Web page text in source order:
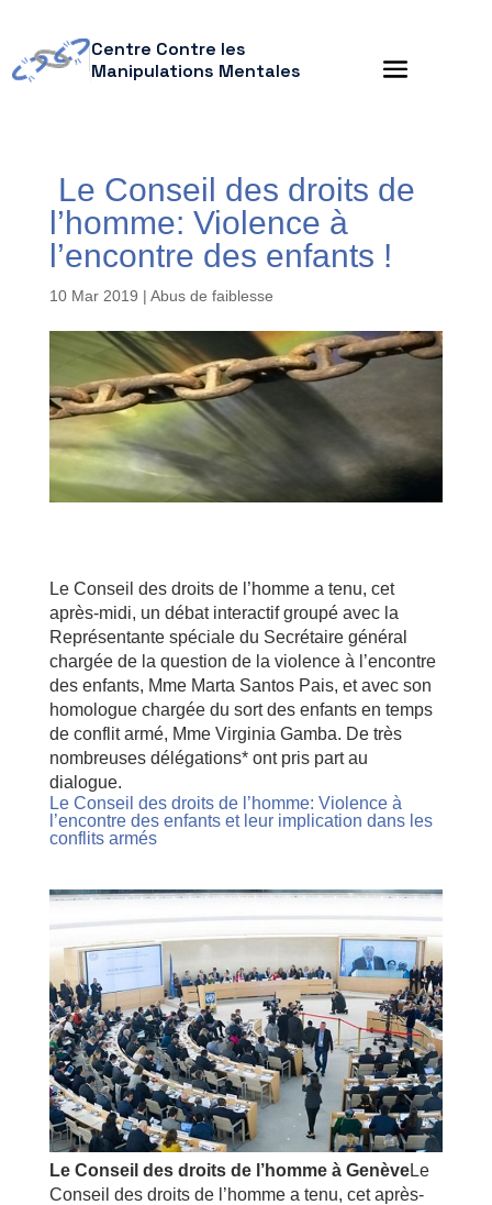
Centre Contre les
Manipulations Mentales
Le Conseil des droits de
l’homme: Violence à
l’encontre des enfants !
10 Mar 2019 | Abus de faiblesse
Le Conseil des droits de l’homme a tenu, cet
après-midi, un débat interactif groupé avec la
Représentante spéciale du Secrétaire général
chargée de la question de la violence à l’encontre
des enfants, Mme Marta Santos Pais, et avec son
homologue chargée du sort des enfants en temps
de conflit armé, Mme Virginia Gamba. De très
nombreuses délégations* ont pris part au
dialogue.
Le Conseil des droits de l’homme: Violence à
l’encontre des enfants et leur implication dans les
conflits armés
Le Conseil des droits de l’homme à GenèveLe
Conseil des droits de l’homme a tenu, cet après-